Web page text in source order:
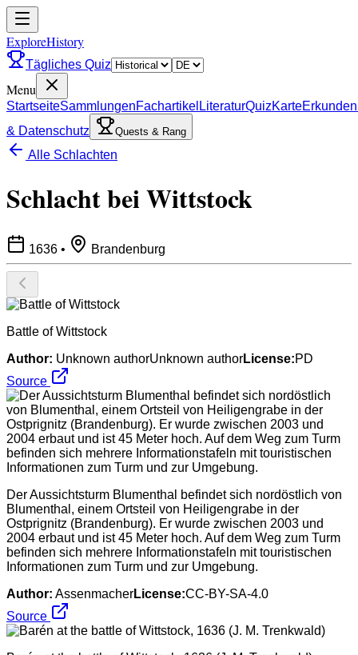
ExploreHistory
Tägliches Quiz
Menu
StartseiteSammlungenFachartikel LiteraturQuizKarteErkunden
& Datenschutz
Quests & Rang
Alle Schlachten
Schlacht bei Wittstock
1636 • Brandenburg
Battle of Wittstock
Author: Unknown authorUnknown authorLicense:PD
Source
Der Aussichtsturm Blumenthal befindet sich nordöstlich von
Blumenthal, einem Ortsteil von Heiligengrabe in der
Ostprignitz (Brandenburg). Er wurde zwischen 2003 und
2004 erbaut und ist 45 Meter hoch. Auf dem Weg zum Turm
befinden sich mehrere Informationstafeln mit touristischen
Informationen zum Turm und zur Umgebung.
Author: AssenmacherLicense:CC-BY-SA-4.0
Source